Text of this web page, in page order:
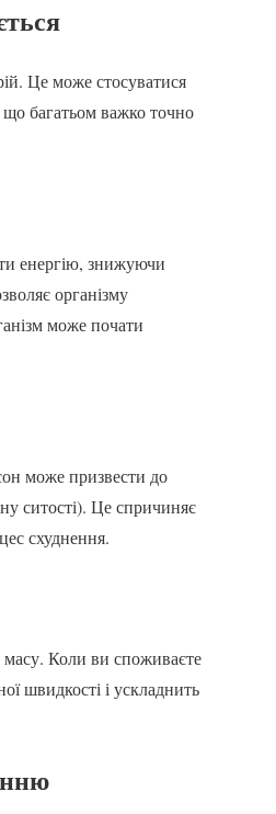
Це може стосуватися
що багатьом важко точно
енергію, знижуючи
організму
може почати
може призвести до
ситості). Це спричиняє
схуднення.
масу. Коли ви споживаєте
швидкості і ускладнить